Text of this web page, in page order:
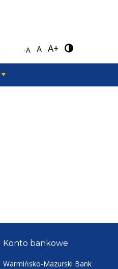
-A A A+
Konto bankowe
Warmińsko-Mazurski Bank